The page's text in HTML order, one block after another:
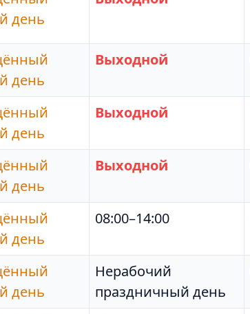
день
день
Выходной
день
Выходной
день
Выходной
день
08:00–14:00
день
Нерабочий
праздничный день